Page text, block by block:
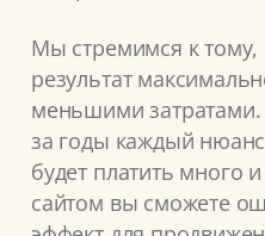
Мы стремимся к
результат
меньшими затратами.
за годы каждый
будет платить много
сайтом вы сможете